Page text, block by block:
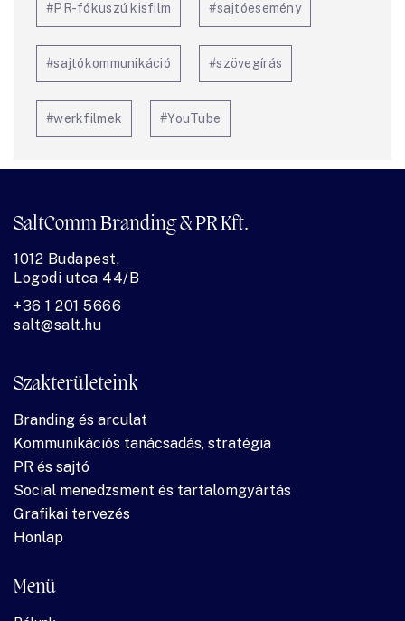
#PR-fókuszú kisfilm #sajtóesemény
#sajtókommunikáció #szövegírás
#werkfilmek #YouTube
SaltComm Branding & PR Kft.
1012 Budapest,
Logodi utca 44/B
+36 1 201 5666
salt@salt.hu
Szakterületeink
Branding és arculat
Kommunikációs tanácsadás, stratégia
PR és sajtó
Social menedzsment és tartalomgyártás
Grafikai tervezés
Honlap
Menü